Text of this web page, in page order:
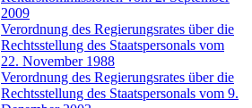
2009
Verordnung des Regierungsrates über die
Rechtsstellung des Staatspersonals vom
22. November 1988
Verordnung des Regierungsrates über die
Rechtsstellung des Staatspersonals vom 9.